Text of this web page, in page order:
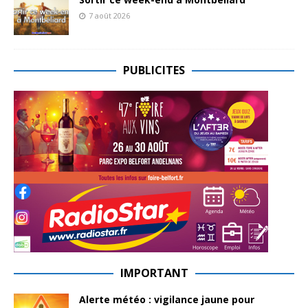
7 août 2026
PUBLICITES
IMPORTANT
Alerte météo : vigilance jaune pour